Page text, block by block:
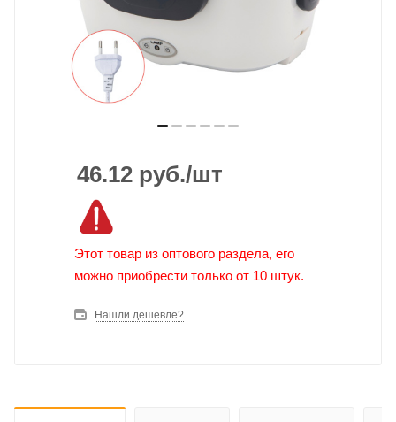
46.12 руб./шт
Этот товар из оптового раздела, его
можно приобрести только от 10 штук.
Нашли дешевле?